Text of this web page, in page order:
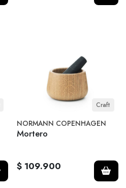
Craft
NORMANN COPENHAGEN
Mortero
$ 109.900